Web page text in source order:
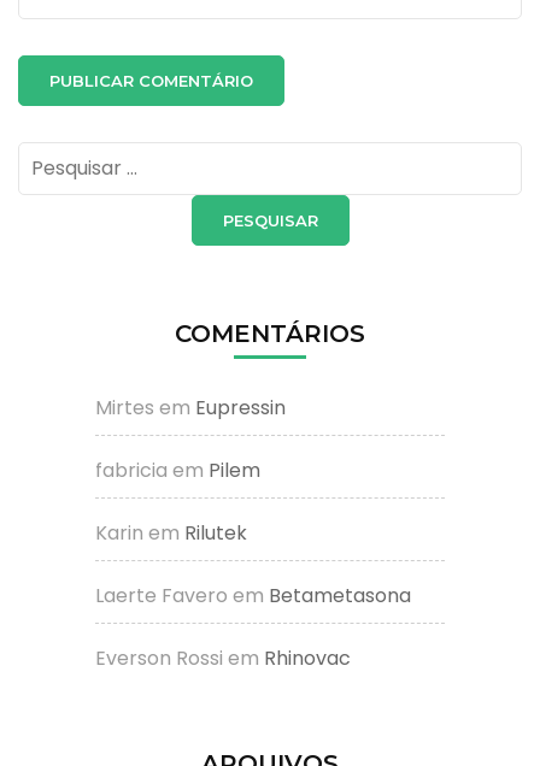
Pesquisar
por:
COMENTÁRIOS
Mirtes em Eupressin
fabricia em Pilem
Karin em Rilutek
Laerte Favero em Betametasona
Everson Rossi em Rhinovac